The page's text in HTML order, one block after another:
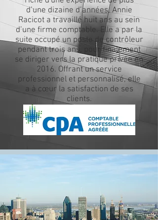
d’une dizaine d’années, Annie
Racicot a travaillé huit ans au sein
d’une firme comptable. Elle a par la
suite occupé un poste de contrôleur
pendant trois ans, pour finalement
se diriger vers la pratique privée en
2016. Offrant un service
professionnel et personnalisé, elle
a à cœur la satisfaction de ses
clients.